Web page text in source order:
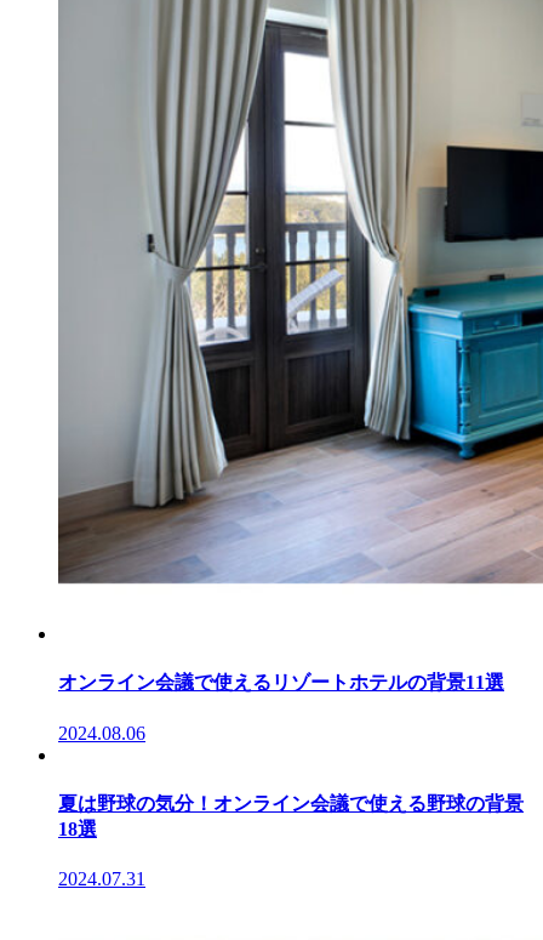
オンライン会議で使えるリゾートホテルの背景11選
2024.08.06
夏は野球の気分！オンライン会議で使える野球の背景
18選
2024.07.31